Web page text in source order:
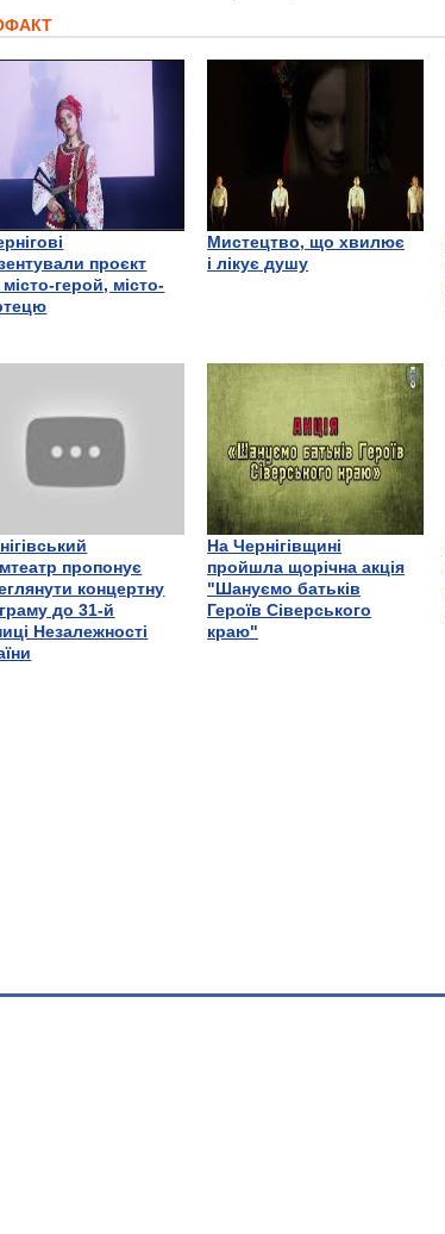
проєкт
герой, місто-
Мистецтво, що хвилює
і лікує душу
пропонує
концертну
до 31-й
Незалежності
На Чернігівщині
пройшла щорічна акція
"Шануємо батьків
Героїв Сіверського
краю"